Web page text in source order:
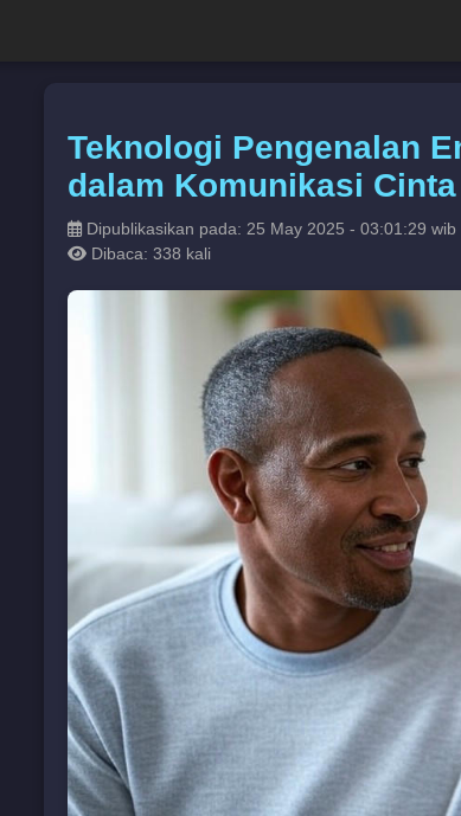
Teknologi Pengenalan
dalam Komunikasi Cinta
Dipublikasikan pada: 25 May 2025 - 03:01:29 wib
Dibaca: 338 kali